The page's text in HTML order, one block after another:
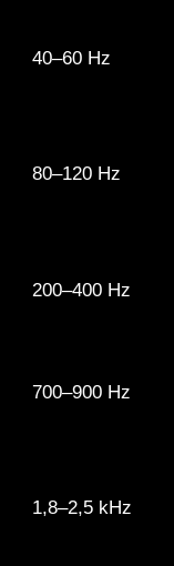
40–60 Hz
80–120 Hz
200–400 Hz
700–900 Hz
1,8–2,5 kHz